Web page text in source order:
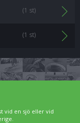
(1 st)
(1 st)
vid en sjö eller vid